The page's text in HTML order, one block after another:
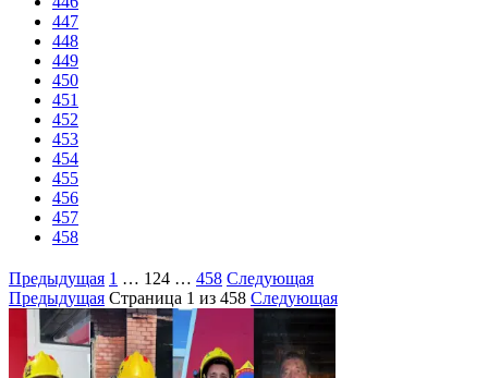
447
448
449
450
451
452
453
454
455
456
457
458
Предыдущая 1 … 124 … 458 Следующая
Предыдущая Страница 1 из 458 Следующая